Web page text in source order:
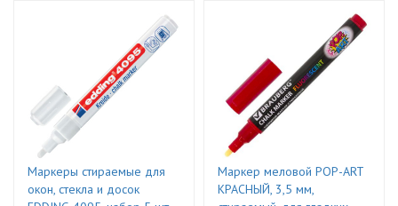
Маркеры стираемые для
окон, стекла и досок
Маркер меловой POP-ART
КРАСНЫЙ, 3,5 мм,